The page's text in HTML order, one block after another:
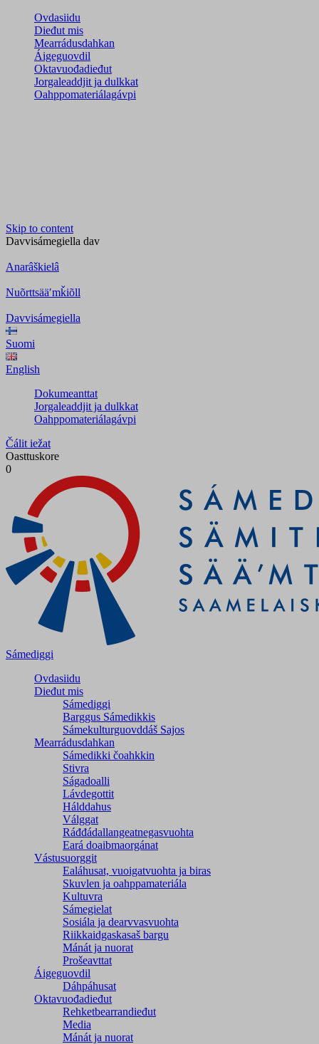
Ovdasiidu
Dieđut mis
Mearrádusdahkan
Áigeguovdil
Oktavuođadieđut
Jorgaleaddjit ja dulkkat
Oahppomateriálagávpi
Skip to content
Davvisámegiella dav
Anarâškielâ
Nuõrttsääʹmǩiõll
Davvisámegiella
Suomi
English
Dokumeanttat
Jorgaleaddjit ja dulkkat
Oahppomateriálagávpi
Čálit iežat
Oasttuskore
0
Sámediggi
Ovdasiidu
Dieđut mis
Sámediggi
Barggus Sámedikkis
Sámekulturguovddáš Sajos
Mearrádusdahkan
Sámedikki čoahkkin
Stivra
Ságadoalli
Lávdegottit
Hálddahus
Válggat
Ráđđádallangeatnegas­vuohta
Eará doaibmaorgánat
Vástusuorggit
Ealáhusat, vuoigatvuohta ja biras
Skuvlen ja oahppamateriála
Kultuvra
Sámegielat
Sosiála ja dearvvasvuohta
Riikkaidgaskasaš bargu
Mánát ja nuorat
Prošeavttat
Áigeguovdil
Dáhpáhusat
Oktavuođadieđut
Rehketbearrandieđut
Media
Mánát ja nuorat